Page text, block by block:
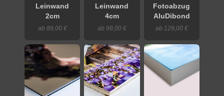
Leinwand
2cm
ab 89,00 €
Leinwand
4cm
ab 99,00 €
Fotoabzug
AluDibond
ab 129,00 €